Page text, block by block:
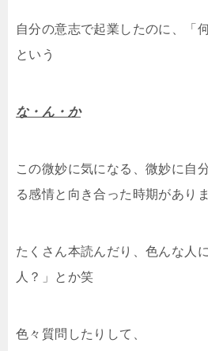
自分の意志で起業したのに、「
という
な・ん・か
この微妙に気になる、微妙に自
る感情と向き合った時期がありま
たくさん本読んだり、色んな人
人？」とか笑
色々質問したりして、